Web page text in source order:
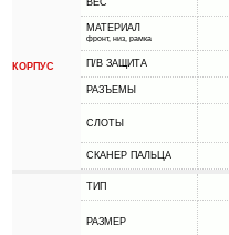
КОРПУС
ВЕС
МАТЕРИАЛ
фронт, низ, рамка
П/В ЗАЩИТА
РАЗЪЕМЫ
СЛОТЫ
СКАНЕР ПАЛЬЦА
ТИП
РАЗМЕР